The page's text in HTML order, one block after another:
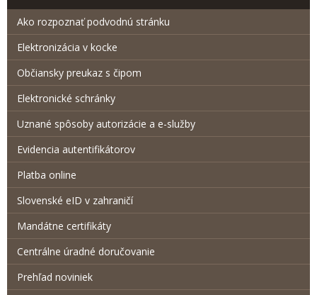
Ako rozpoznať podvodnú stránku
Elektronizácia v kocke
Občiansky preukaz s čipom
Elektronické schránky
Uznané spôsoby autorizácie a e-služby
Evidencia autentifikátorov
Platba online
Slovenské eID v zahraničí
Mandátne certifikáty
Centrálne úradné doručovanie
Prehľad noviniek